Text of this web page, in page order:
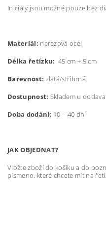
Iniciály jsou možné pouze bez
Materiál: nerezová ocel
Délka řetízku: 45 cm + 5 cm
Barevnost: zlatá/stříbrná
Dostupnost: Skladem u
Doba dodání: 10 – 40 dní
JAK OBJEDNAT?
Vložte zboží do košíku a do
písmeno, které chcete mít na